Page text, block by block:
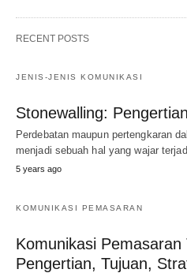
RECENT POSTS
JENIS-JENIS KOMUNIKASI
Stonewalling:
Perdebatan maupun pertengkaran
menjadi sebuah hal yang wajar
5 years ago
KOMUNIKASI PEMASARAN
Komunikasi Pemasaran
Pengertian, Tujuan,